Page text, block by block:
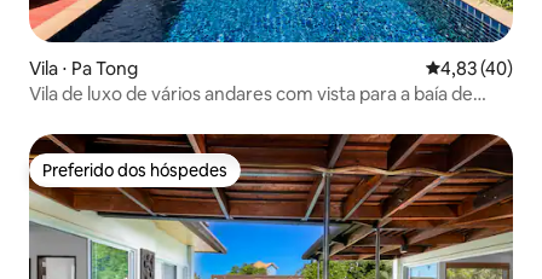
Vila ⋅ Pa Tong 4,83 de uma
4,83 (40)
Vila de luxo de vários andares com vista para a baía de
Preferido dos hóspedes
Preferido dos hóspedes